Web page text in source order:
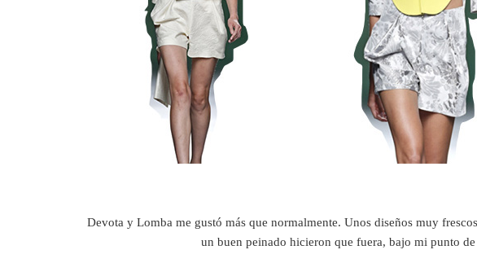
Devota y Lomba me gustó más que normalmente. Unos diseños muy
un buen peinado hicieron que fuera, bajo mi punto